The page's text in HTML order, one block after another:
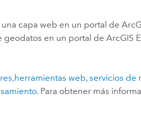
capa web en un portal de
geodatos en un portal deArcGIS
,herramientas web,servicios de
. Para obtener más